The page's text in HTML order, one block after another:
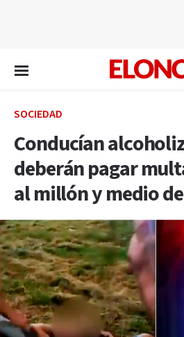
SOCIEDAD
Conducían
deberán pagar
al millón y medio